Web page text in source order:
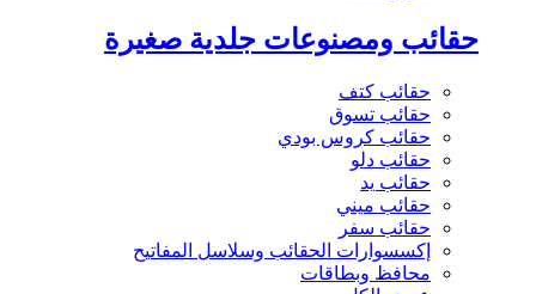
حقائب ومصنوعات جلدية صغيرة
حقائب كتف
حقائب تسوق
حقائب كروس بودي
حقائب دلو
حقائب يد
حقائب ميني
حقائب سفر
إكسسوارات الحقائب وسلاسل المفاتيح
محافظ وبطاقات